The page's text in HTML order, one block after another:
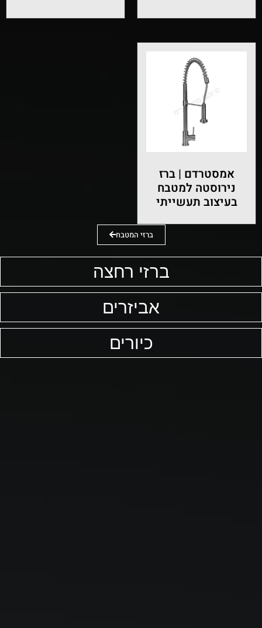
ברזי רחצה
אביזרים
כיורים
אמסטרדם | ברז
נירוסטה למטבח
בעיצוב תעשייתי
ברזי המטבח